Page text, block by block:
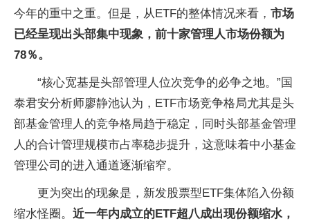
今年的重中之重。但是，从ETF的整体情况来看， 市场
已经呈现出头部集中现象，前十家管理人市场份额为
78％。
“核心宽基是头部管理人位次竞争的必争之地。”国
泰君安分析师廖静池认为，ETF市场竞争格局尤其是头
部基金管理人的竞争格局趋于稳定，同时头部基金管理
人的合计管理规模市占率稳步提升，这意味着中小基金
管理公司的进入通道逐渐缩窄。
更为突出的现象是，新发股票型ETF集体陷入份额
缩水怪圈。 近一年内成立的ETF超八成出现份额缩水，